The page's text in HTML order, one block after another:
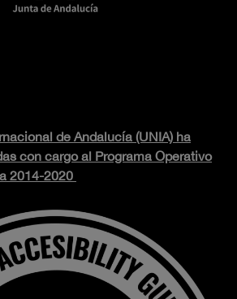
de Andalucía (UNIA) ha
con cargo al Programa Operativo
2014-2020